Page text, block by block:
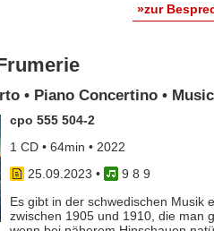
»zur
• Piano Concertino •
cpo 555 504-2
1 CD • 64min • 2022
25.09.2023 •
9 8 9
Es gibt in der schwedischen Musik
zwischen 1905 und 1910, die man